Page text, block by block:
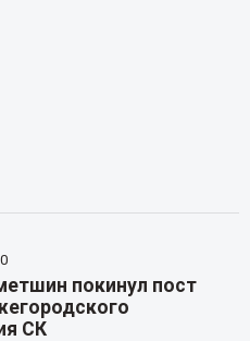
покинул пост
СК